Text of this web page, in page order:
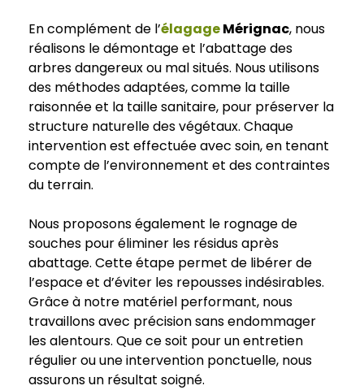
En complément de l’élagageMérignac, nous
réalisons le démontage et l’abattage des
arbres dangereux ou mal situés. Nous utilisons
des méthodes adaptées, comme la taille
raisonnée et la taille sanitaire, pour préserver la
structure naturelle des végétaux. Chaque
intervention est effectuée avec soin, en tenant
compte de l’environnement et des contraintes
du terrain.
Nous proposons également le rognage de
souches pour éliminer les résidus après
abattage. Cette étape permet de libérer de
l’espace et d’éviter les repousses indésirables.
Grâce à notre matériel performant, nous
travaillons avec précision sans endommager
les alentours. Que ce soit pour un entretien
régulier ou une intervention ponctuelle, nous
assurons un résultat soigné.